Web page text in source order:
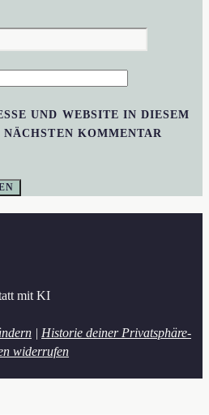
UND WEBSITE IN DIESEM
KOMMENTAR
mit KI
| Historie deiner Privatsphäre-
widerrufen